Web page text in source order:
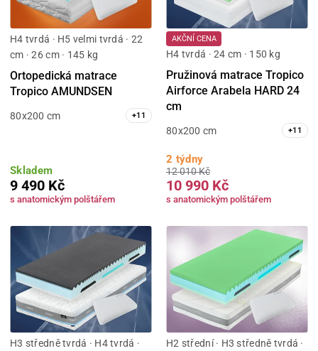
H4 tvrdá · H5 velmi tvrdá · 22
cm · 26 cm · 145 kg
Ortopedická matrace
Tropico AMUNDSEN
80x200 cm +11
Skladem
9 490 Kč
s anatomickým polštářem
AKČNÍ CENA
H4 tvrdá · 24 cm · 150 kg
Pružinová matrace Tropico
Airforce Arabela HARD 24
cm
80x200 cm +11
2 týdny
12 010 Kč
10 990 Kč
s anatomickým polštářem
H3 středně tvrdá · H4 tvrdá ·
H2 střední · H3 středně tvrdá ·